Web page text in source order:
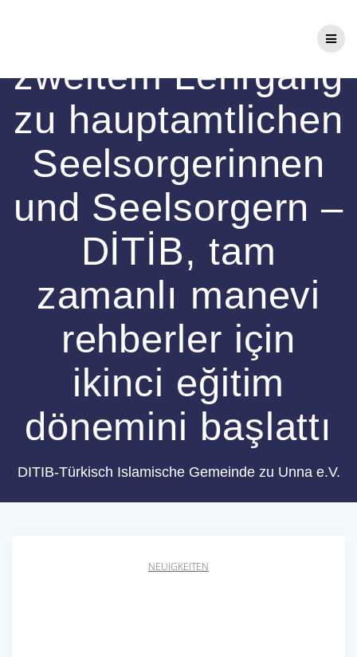
DITIB startet mit
zweitem Lehrgang
zu hauptamtlichen
Seelsorgerinnen
und Seelsorgern –
DİTİB, tam
zamanlı manevi
rehberler için
ikinci eğitim
dönemini başlattı
DITIB-Türkisch Islamische Gemeinde zu Unna e.V.
NEUIGKEITEN